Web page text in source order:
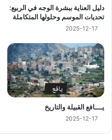
دليل العناية ببشرة الوجه في الربيع:
تحديات الموسم وحلولها المتكاملة
2025-12-17
يــــافع القبيلة والتاريخ
2025-12-17